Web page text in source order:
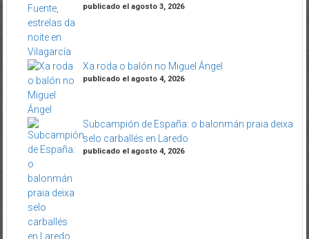
publicado el agosto 3, 2026
Xa roda o balón no Miguel Ángel
publicado el agosto 4, 2026
Subcampión de España: o balonmán praia deixa
selo carballés en Laredo
publicado el agosto 4, 2026